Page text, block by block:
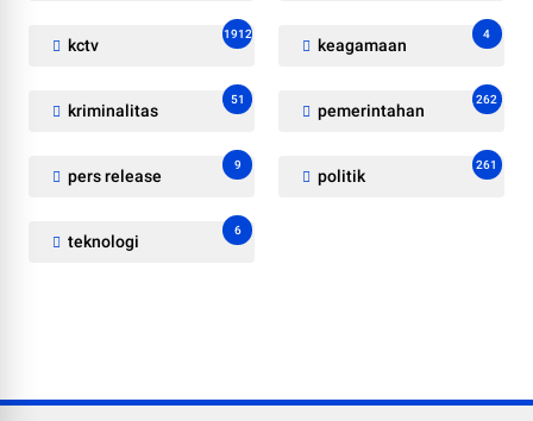
kctv
1912
keagamaan
4
kriminalitas
51
pemerintahan
262
pers release
9
politik
261
teknologi
6